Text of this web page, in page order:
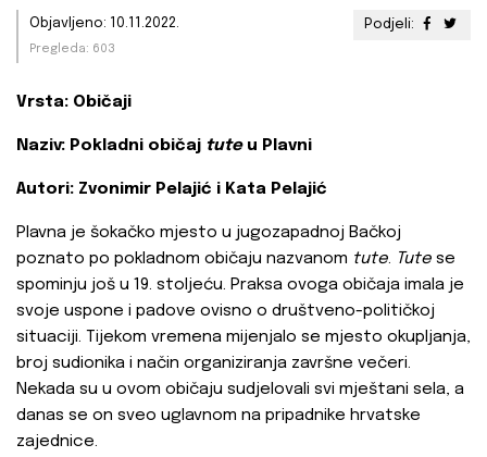
Podjeli:
Objavljeno: 10.11.2022.
Pregleda: 603
Vrsta: Običaji
Naziv: Pokladni običaj tute u Plavni
Autori: Zvonimir Pelajić i Kata Pelajić
Plavna je šokačko mjesto u jugozapadnoj Bačkoj
poznato po pokladnom običaju nazvanom tute. Tute se
spominju još u 19. stoljeću. Praksa ovoga običaja imala je
svoje uspone i padove ovisno o društveno-političkoj
situaciji. Tijekom vremena mijenjalo se mjesto okupljanja,
broj sudionika i način organiziranja završne večeri.
Nekada su u ovom običaju sudjelovali svi mještani sela, a
danas se on sveo uglavnom na pripadnike hrvatske
zajednice.